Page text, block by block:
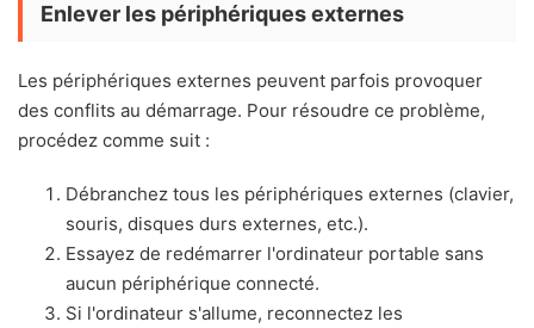
Enlever les périphériques externes
Les périphériques externes peuvent parfois provoquer
des conflits au démarrage. Pour résoudre ce problème,
procédez comme suit :
Débranchez tous les périphériques externes (clavier,
souris, disques durs externes, etc.).
Essayez de redémarrer l'ordinateur portable sans
aucun périphérique connecté.
Si l'ordinateur s'allume, reconnectez les